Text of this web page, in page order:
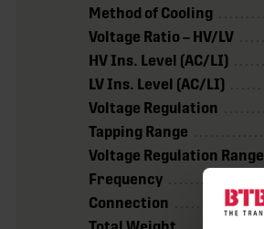
Method of Cooling
Voltage Ratio – HV/LV
HV Ins. Level (AC/LI)
LV Ins. Level (AC/LI)
Voltage Regulation
Tapping Range
Voltage Regulation Range
Frequency
Connection